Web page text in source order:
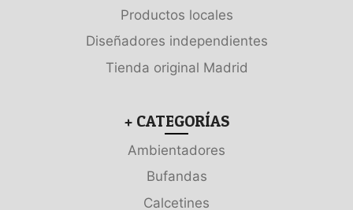
Productos locales
Diseñadores independientes
Tienda original Madrid
+ CATEGORÍAS
Ambientadores
Bufandas
Calcetines